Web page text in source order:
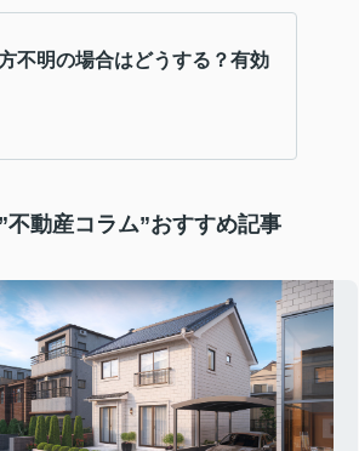
不明の場合はどうする？有効
”不動産コラム”おすすめ記事